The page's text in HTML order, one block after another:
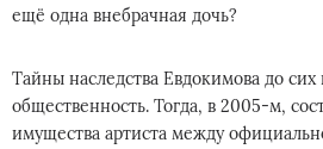
ещё одна внебрачная дочь?
Тайны наследства Евдокимова до сих
общественность. Тогда, в 2005-м,
имущества артиста между